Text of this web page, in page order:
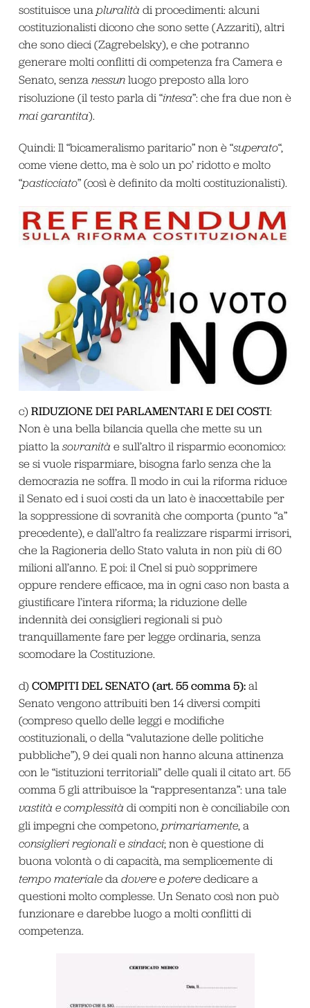
sostituisce una pluralità di procedimenti: alcuni
costituzionalisti dicono che sono sette (Azzariti), altri
che sono dieci (Zagrebelsky), e che potranno
generare molti conflitti di competenza fra Camera e
Senato, senza nessunluogo preposto alla loro
risoluzione (il testo parla di “intesa”: che fra due non è
mai garantita).
Quindi: Il “bicameralismo paritario” non è “superato“,
come viene detto, ma è solo un po’ ridotto e molto
“pasticciato” (così è definito da molti costituzionalisti).
c) RIDUZIONE DEI PARLAMENTARI E DEI COSTI:
Non è una bella bilancia quella che mette su un
piatto la sovranità e sull’altro il risparmio economico:
se si vuole risparmiare, bisogna farlo senza che la
democrazia ne soffra. Il modo in cui la riforma riduce
il Senato ed i suoi costi da un lato è inaccettabile per
la soppressione di sovranità che comporta (punto “a”
precedente), e dall’altro fa realizzare risparmi irrisori,
che la Ragioneria dello Stato valuta in non più di 60
milioni all’anno. E poi: il Cnel si può sopprimere
oppure rendere efficace, ma in ogni caso non basta a
giustificare l’intera riforma; la riduzione delle
indennità dei consiglieri regionali si può
tranquillamente fare per legge ordinaria, senza
scomodare la Costituzione.
d) COMPITI DEL SENATO(art. 55 comma 5): al
Senato vengono attribuiti ben 14 diversi compiti
(compreso quello delle leggi e modifiche
costituzionali, o della “valutazione delle politiche
pubbliche”), 9 dei quali non hanno alcuna attinenza
con le “istituzioni territoriali” delle quali il citato art. 55
comma 5 gli attribuisce la “rappresentanza”: una tale
vastità e complessità di compiti non è conciliabile con
gli impegni che competono, primariamente, a
consiglieri regionalie sindaci; non è questione di
buona volontà o di capacità, ma semplicemente di
tempo materialeda doveree poterededicare a
questioni molto complesse. Un Senato così non può
funzionare e darebbe luogo a molti conflitti di
competenza.